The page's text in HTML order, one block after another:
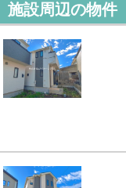
施設周辺の物件